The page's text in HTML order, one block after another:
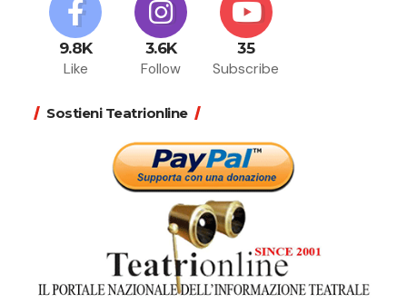
9.8K
Like
3.6K
Follow
35
Subscribe
Sostieni Teatrionline